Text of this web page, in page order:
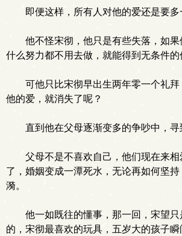
即便这样，所有人对他的爱还是要多
他不怪宋彻，他只是有些失落，如果
什么努力都不用去做，就能得到无条件的
可他只比宋彻早出生两年零一个礼
他的爱，就消失了呢？
直到他在父母逐渐变多的争吵中，寻
父母不是不喜欢自己，他们现在来
了，婚姻变成一潭死水，无论再如何坚
漪。
他一如既往的懂事，那一回，宋望
的，宋彻最喜欢的玩具，五岁大的孩子